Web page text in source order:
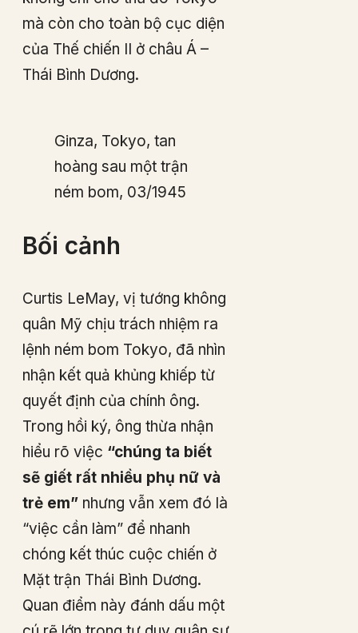
mà còn cho toàn bộ cục diện
của Thế chiến II ở châu Á –
Thái Bình Dương.
Ginza, Tokyo, tan
hoàng sau một trận
ném bom, 03/1945
Bối cảnh
Curtis LeMay, vị tướng không
quân Mỹ chịu trách nhiệm ra
lệnh ném bom Tokyo, đã nhìn
nhận kết quả khủng khiếp từ
quyết định của chính ông.
Trong hồi ký, ông thừa nhận
hiểu rõ việc “chúng ta biết
sẽ giết rất nhiều phụ nữ và
trẻ em” nhưng vẫn xem đó là
“việc cần làm” để nhanh
chóng kết thúc cuộc chiến ở
Mặt trận Thái Bình Dương.
Quan điểm này đánh dấu một